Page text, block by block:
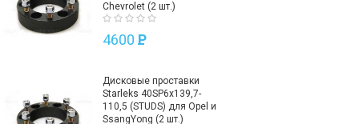
Chevrolet (2 шт.)
4600 P
Дисковые проставки
Starleks 40SP6х139,7-
110,5 (STUDS) для Opel и
SsangYong (2 шт.)